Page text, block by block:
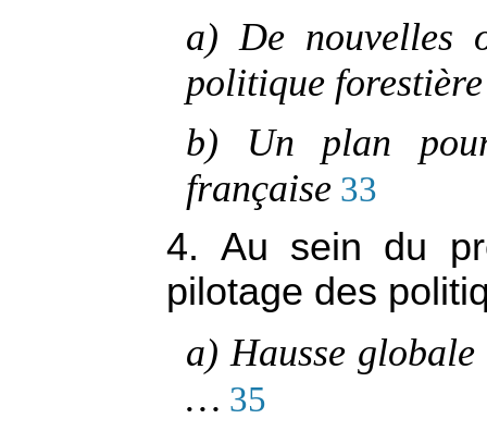
a) De nouvelles
politique forestière
b) Un plan
française 33
4. Au sein du
pilotage des
a) Hausse globale
… 35